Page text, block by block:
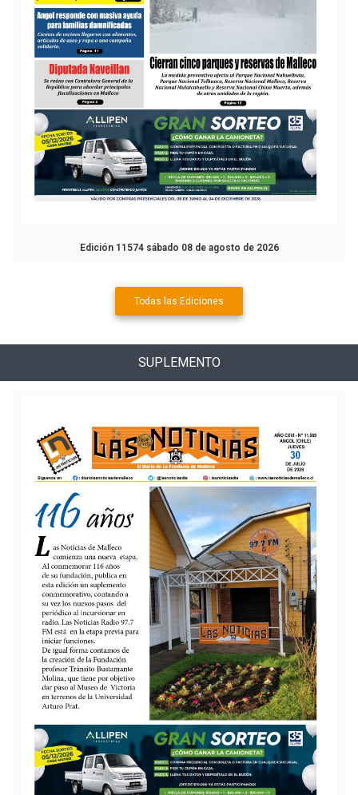
Edición 11574 sábado 08 de agosto de 2026
Todas las Ediciones
SUPLEMENTO